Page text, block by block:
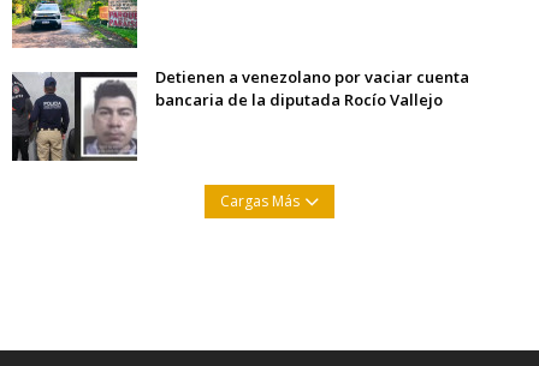
Detienen a venezolano por vaciar cuenta
bancaria de la diputada Rocío Vallejo
Cargas Más